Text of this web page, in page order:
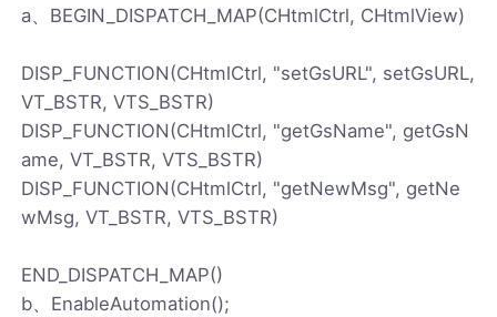
a、BEGIN_DISPATCH_MAP(CHtmlCtrl, CHtmlView)
DISP_FUNCTION(CHtmlCtrl, "setGsURL", setGsURL,
VT_BSTR, VTS_BSTR)
DISP_FUNCTION(CHtmlCtrl, "getGsName", getGsN
ame, VT_BSTR, VTS_BSTR)
DISP_FUNCTION(CHtmlCtrl, "getNewMsg", getNe
wMsg, VT_BSTR, VTS_BSTR)
END_DISPATCH_MAP()
b、EnableAutomation();